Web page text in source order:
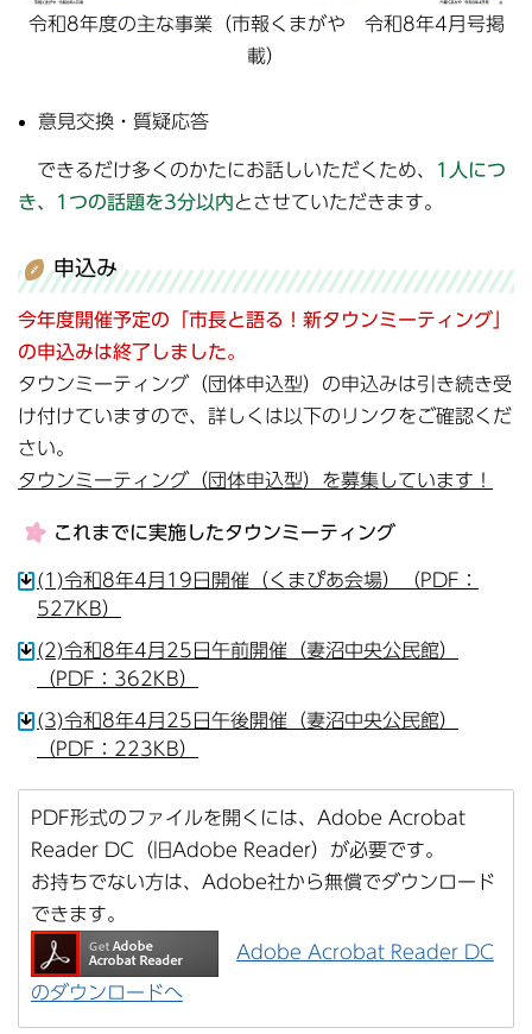
令和8年度の主な事業（市報くまがや 令和8年4月号掲
載）
意見交換・質疑応答
できるだけ多くのかたにお話しいただくため、
1人につ
き、1つの話題を3分以内とさせていただきます。
申込み
今年度開催予定の「市長と語る！新タウンミーティング」
の申込みは終了しました。
タウンミーティング（団体申込型）の申込みは引き続き受
け付けていますので、詳しくは以下のリンクをご確認くだ
さい。
タウンミーティング（団体申込型）を募集しています！
これまでに実施したタウンミーティング
(1)令和8年4月19日開催（くまぴあ会場）（PDF：
527KB）
(2)令和8年4月25日午前開催（妻沼中央公民館）
（PDF：362KB）
(3)令和8年4月25日午後開催（妻沼中央公民館）
（PDF：223KB）
PDF形式のファイルを開くには、Adobe Acrobat
Reader DC（旧Adobe Reader）が必要です。
お持ちでない方は、Adobe社から無償でダウンロード
できます。
Adobe Acrobat Reader DC
のダウンロードへ